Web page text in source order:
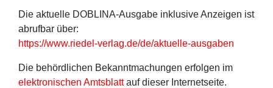
Die aktuelle DOBLINA-Ausgabe inklusive Anzeigen ist
abrufbar über:
https://www.riedel-verlag.de/de/aktuelle-ausgaben
Die behördlichen Bekanntmachungen erfolgen im
elektronischen Amtsblattauf dieser Internetseite.